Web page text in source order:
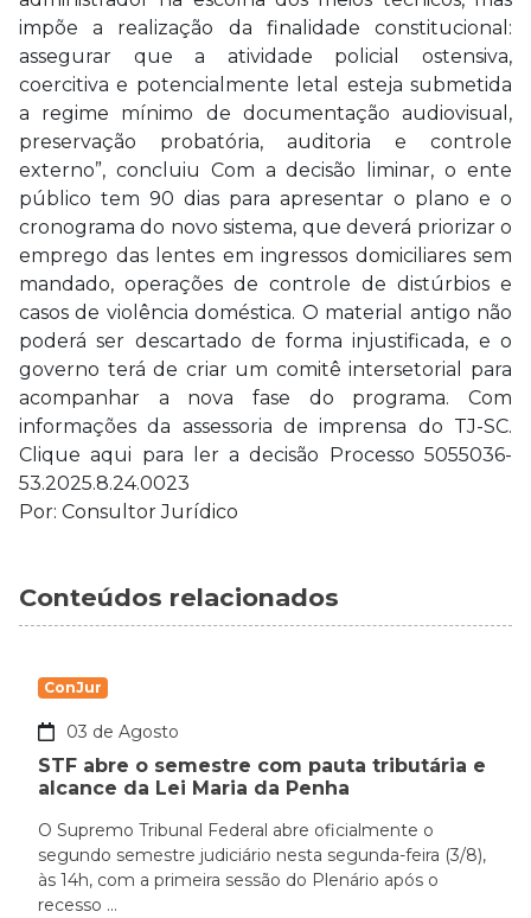
impõe a realização da finalidade constitucional:
assegurar que a atividade policial ostensiva,
coercitiva e potencialmente letal esteja submetida
a regime mínimo de documentação audiovisual,
preservação probatória, auditoria e controle
externo”, concluiu Com a decisão liminar, o ente
público tem 90 dias para apresentar o plano e o
cronograma do novo sistema, que deverá priorizar o
emprego das lentes em ingressos domiciliares sem
mandado, operações de controle de distúrbios e
casos de violência doméstica. O material antigo não
poderá ser descartado de forma injustificada, e o
governo terá de criar um comitê intersetorial para
acompanhar a nova fase do programa. Com
informações da assessoria de imprensa do TJ-SC.
Clique aqui para ler a decisão Processo 5055036-
53.2025.8.24.0023
Por: Consultor Jurídico
Conteúdos relacionados
ConJur
03 de Agosto
STF abre o semestre com pauta tributária e
alcance da Lei Maria da Penha
O Supremo Tribunal Federal abre oficialmente o
segundo semestre judiciário nesta segunda-feira (3/8),
às 14h, com a primeira sessão do Plenário após o
recesso ...